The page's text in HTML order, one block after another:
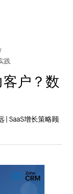
/
践
户？数
| SaaS增长策略顾